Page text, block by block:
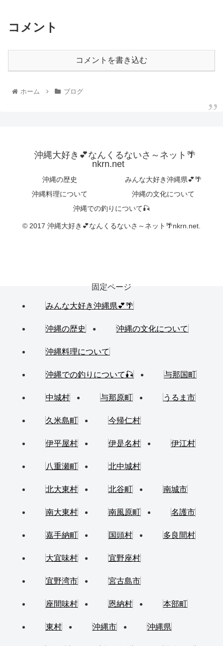
コメント
コメントを書き込む
ホーム ブログ
沖縄大好き💕なんくるないさ～ネット🌴
nkrn.net
沖縄の歴史
みんな大好き沖縄県💕🌴
沖縄料理について
沖縄の文化について
沖縄での釣りについて🎣
© 2017 沖縄大好き💕なんくるないさ～ネット🌴nkrn.net.
固定ページ
みんな大好き沖縄県💕🌴
沖縄の歴史 沖縄の文化について
沖縄料理について
沖縄での釣りについて🎣 与那国町
中城村 与那原町 うるま市
久米島町 今帰仁村
伊平屋村 伊是名村 伊江村
八重瀬町 北中城村
北大東村 北谷町 南城市
南大東村 南風原町 名護市
嘉手納町 国頭村 多良間村
大宜味村 宜野座村
宜野湾市 宮古島市
座間味村 恩納村 本部町
東村 沖縄市 沖縄県